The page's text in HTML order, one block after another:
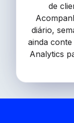
de
diário,
ainda
Analytics